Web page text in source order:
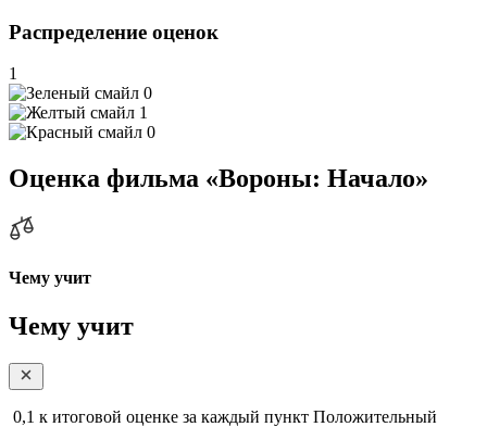
Распределение оценок
1
0
1
0
Оценка фильма «Вороны: Начало»
Чему учит
Чему учит
0,1 к итоговой оценке за каждый пункт Положительный